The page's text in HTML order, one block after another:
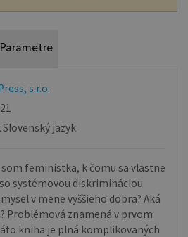
Parametre
s.r.o.
Slovenský jazyk
som feministka, k čomu sa vlastne
systémovou diskrimináciou
v mene vyššieho dobra? Aká
Problémová znamená v prvom
kniha je plná komplikovaných